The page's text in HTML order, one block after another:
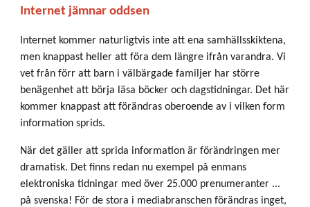
Internet jämnar oddsen
Internet kommer naturligtvis inte att ena samhällsskiktena,
men knappast heller att föra dem längre ifrån varandra. Vi
vet från förr att barn i välbärgade familjer har större
benägenhet att börja läsa böcker och dagstidningar. Det här
kommer knappast att förändras oberoende av i vilken form
information sprids.
När det gäller att sprida information är förändringen mer
dramatisk. Det finns redan nu exempel på enmans
elektroniska tidningar med över 25.000 prenumeranter ...
på svenska! För de stora i mediabranschen förändras inget,